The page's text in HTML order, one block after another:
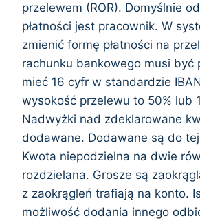
przelewem (ROR). Domyślnie
płatności jest pracownik. W
zmienić formę płatności na
rachunku bankowego musi być
mieć 16 cyfr w standardzie
wysokość przelewu to 50% lub
Nadwyżki nad zdeklarowane
dodawane. Dodawane są do tej
Kwota niepodzielna na dwie
rozdzielana. Grosze są
z zaokrągleń trafiają na konto.
możliwość dodania innego